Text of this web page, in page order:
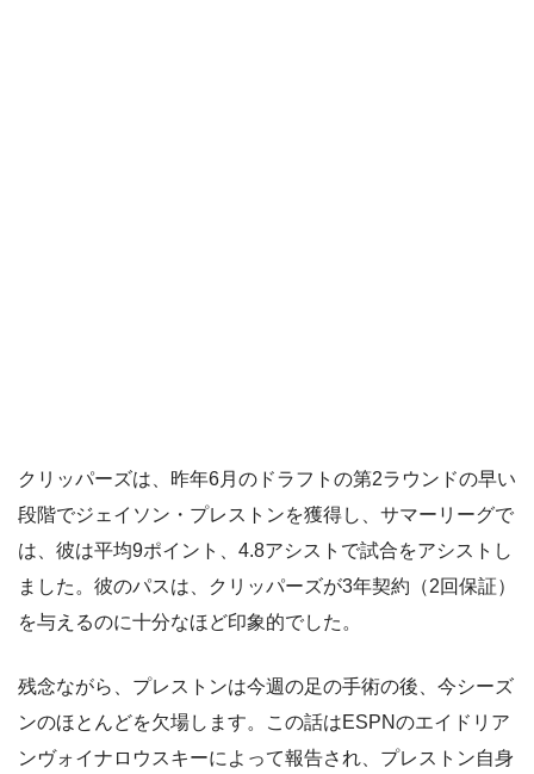
クリッパーズは、昨年6月のドラフトの第2ラウンドの早い
段階でジェイソン・プレストンを獲得し、サマーリーグで
は、彼は平均9ポイント、4.8アシストで試合をアシストし
ました。彼のパスは、クリッパーズが3年契約（2回保証）
を与えるのに十分なほど印象的でした。
残念ながら、プレストンは今週の足の手術の後、今シーズ
ンのほとんどを欠場します。この話はESPNのエイドリア
ンヴォイナロウスキーによって報告され、プレストン自身